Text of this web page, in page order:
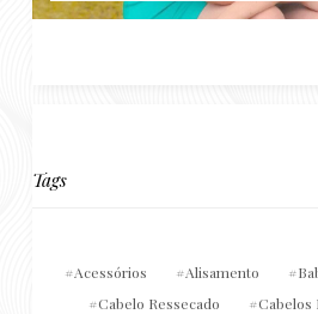
Tags
Acessórios Alisamento
Cabelo Ressecado
Cabelos